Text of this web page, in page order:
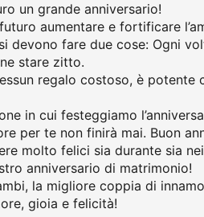
un grande anniversario!
aumentare e fortificare
devono fare due cose: Ogni
stare zitto.
regalo costoso, è potente
in cui festeggiamo
per te non finirà mai. Buon
molto felici sia durante sia
anniversario di matrimonio!
la migliore coppia di
gioia e felicità!